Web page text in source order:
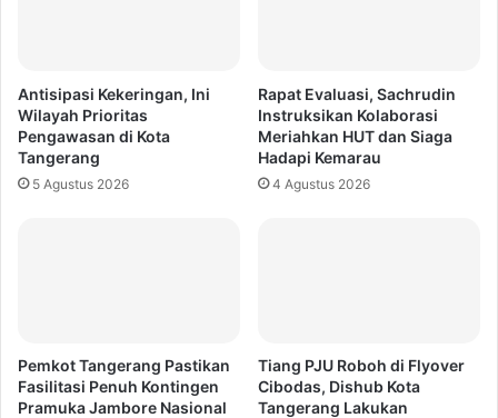
Antisipasi Kekeringan, Ini
Wilayah Prioritas
Pengawasan di Kota
Tangerang
5 Agustus 2026
Rapat Evaluasi, Sachrudin
Instruksikan Kolaborasi
Meriahkan HUT dan Siaga
Hadapi Kemarau
4 Agustus 2026
Pemkot Tangerang Pastikan
Fasilitasi Penuh Kontingen
Pramuka Jambore Nasional
Tiang PJU Roboh di Flyover
Cibodas, Dishub Kota
Tangerang Lakukan